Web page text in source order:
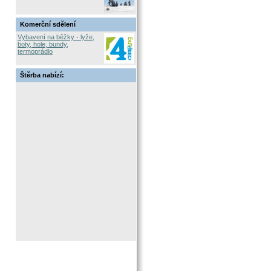
Komerční sdělení
Vybavení na běžky - lyže,
boty, hole, bundy,
termoprádlo
Štěrba nabízí: